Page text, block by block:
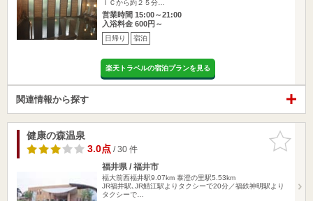
ＩＣから約２５分…
営業時間 15:00～21:00
入浴料金 600円～
日帰り 宿泊
楽天トラベルの宿泊プランを見る
関連情報から探す
お気に入
りに追加
健康の森温泉
3.0点/ 30 件
福井県 / 福井市
福大前西福井駅9.07km 泰澄の里駅5.53km
JR福井駅､JR鯖江駅よりタクシーで20分／福鉄神明駅より
タクシーで…